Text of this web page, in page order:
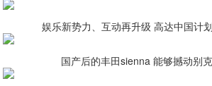
娱乐新势力、互动再升级 高达中国计
国产后的丰田sienna 能够撼动别